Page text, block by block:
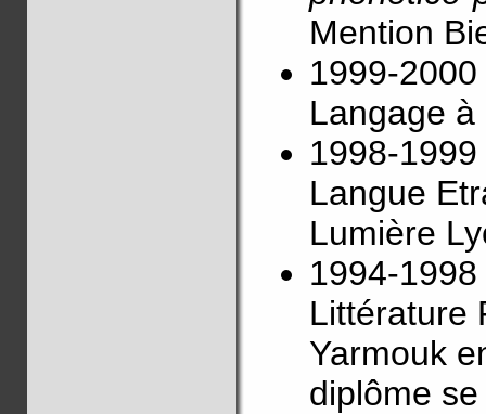
Mention
1999-
Langage à
1998-
Langue
Lumière
1994-
Littérature
Yarmouk
diplôme